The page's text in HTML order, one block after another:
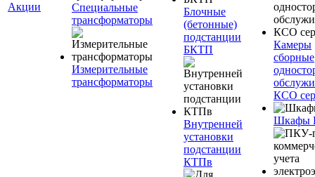
Акции
Специальные
трансформаторы
Измерительные
трансформаторы
Блочные
(бетонные)
подстанции
БКТП
Внутренней
установки
подстанции
КТПв
Камеры
сборные
КСО
Шкафы